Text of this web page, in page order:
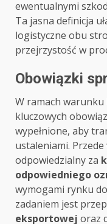
ewentualnymi
Ta jasna definicja
logistyczne obu
przejrzystość w
Obowiązki
W ramach warunku
kluczowych
wypełnione, aby
ustaleniami.
odpowiedzialny za
odpowiedniego
wymogami rynku
zadaniem jest
eksportowej oraz